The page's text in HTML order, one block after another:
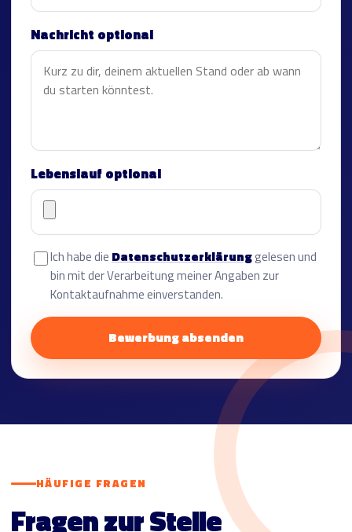
Nachricht optional
Lebenslauf optional
Ich habe die Datenschutzerklärunggelesen und
bin mit der Verarbeitung meiner Angaben zur
Kontaktaufnahme einverstanden.
Bewerbung absenden
HÄUFIGE FRAGEN
Fragen zur Stelle